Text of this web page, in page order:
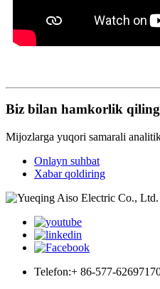
Biz bilan hamkorlik
Mijozlarga yuqori samarali
Onlayn suhbat
Xabar qoldiring
Telefon:+ 86-577-